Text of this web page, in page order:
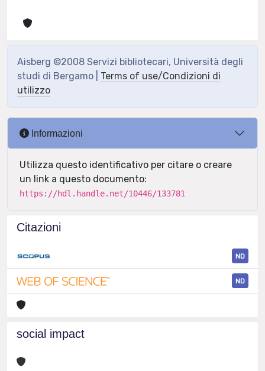
Aisberg ©2008 Servizi bibliotecari, Università degli
studi di Bergamo | Terms of use/Condizioni di
utilizzo
Informazioni
Utilizza questo identificativo per citare o creare
un link a questo documento:
https://hdl.handle.net/10446/133781
Citazioni
ND
ND
social impact